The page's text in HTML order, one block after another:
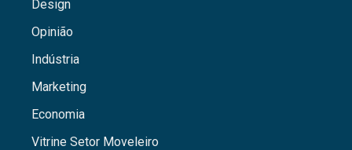
Design
Opinião
Indústria
Marketing
Economia
Vitrine Setor Moveleiro